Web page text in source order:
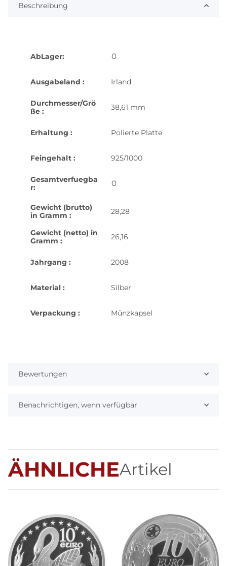
Beschreibung
AbLager: 0
Ausgabeland : Irland
Durchmesser/Grö
ße :
38,61 mm
Erhaltung : Polierte Platte
Feingehalt : 925/1000
Gesamtverfuegba
r:
0
Gewicht (brutto)
in Gramm :
28,28
Gewicht (netto) in
Gramm :
26,16
Jahrgang : 2008
Material : Silber
Verpackung : Münzkapsel
Bewertungen
Benachrichtigen, wenn verfügbar
ÄHNLICHEArtikel